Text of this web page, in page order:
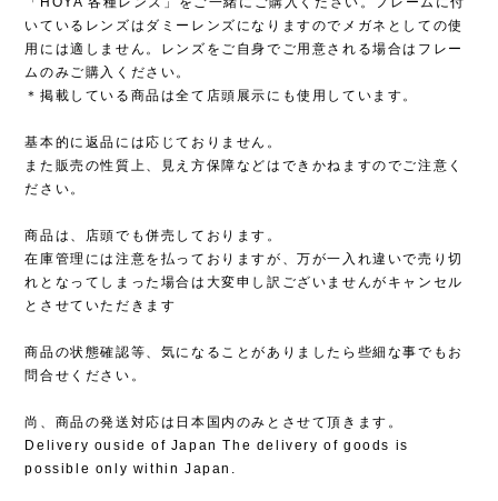
いているレンズはダミーレンズになりますのでメガネとしての使
用には適しません。レンズをご自身でご用意される場合はフレー
ムのみご購入ください。
＊掲載している商品は全て店頭展示にも使用しています。
基本的に返品には応じておりません。
また販売の性質上、見え方保障などはできかねますのでご注意く
ださい。
商品は、店頭でも併売しております。
在庫管理には注意を払っておりますが、万が一入れ違いで売り切
れとなってしまった場合は大変申し訳ございませんがキャンセル
とさせていただきます
商品の状態確認等、気になることがありましたら些細な事でもお
問合せください。
尚、商品の発送対応は日本国内のみとさせて頂きます。
Delivery ouside of Japan The delivery of goods is
possible only within Japan.